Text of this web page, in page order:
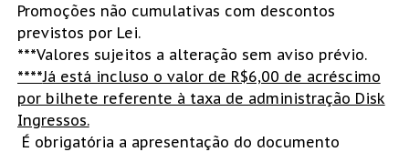
Promoções não cumulativas com descontos
previstos por Lei.
***Valores sujeitos a alteração sem aviso prévio.
****Já está incluso o valor de R$6,00 de acréscimo
por bilhete referente à taxa de administração Disk
Ingressos.
É obrigatória a apresentação do documento